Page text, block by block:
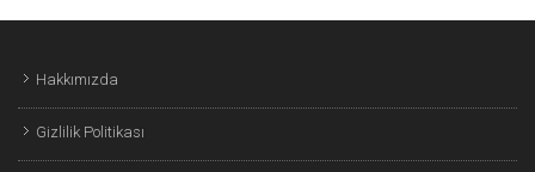
Hakkımızda
Gizlilik Politikası